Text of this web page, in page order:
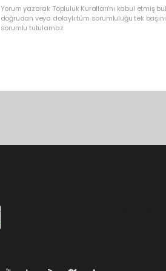
Yorum yazarak Topluluk Kuralları’nı kabul etmiş
doğrudan veya dolaylı tüm sorumluluğu tek
sorumlu tutulamaz.